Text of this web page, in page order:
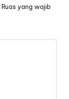
Ruas yang wajib